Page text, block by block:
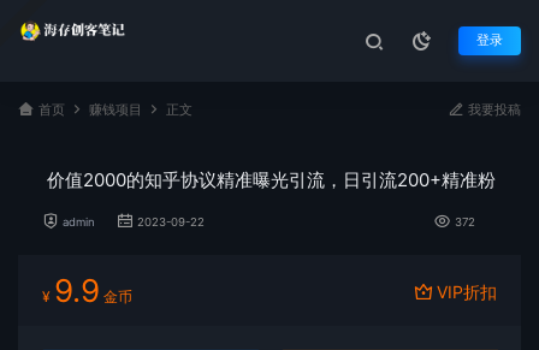
登录
首页 赚钱项目 正文 我要投稿
价值2000的知乎协议精准曝光引流，日引流200+精准粉
admin 2023-09-22 372
¥ 9.9 金币 VIP折扣